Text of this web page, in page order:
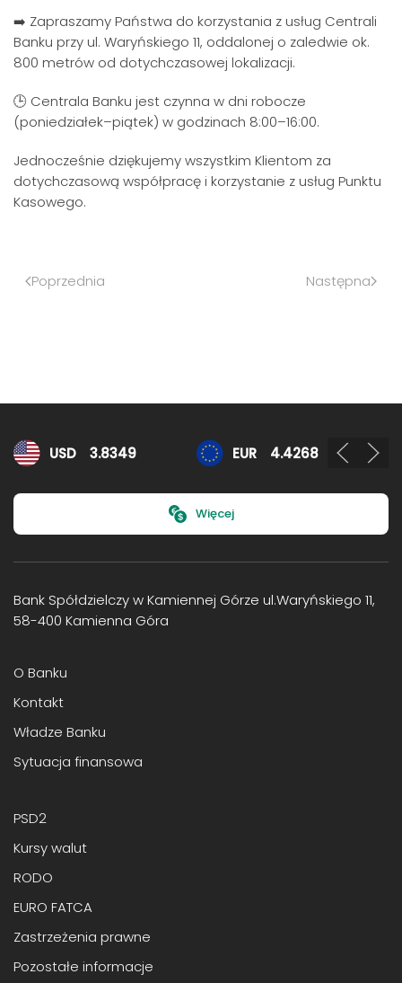
➡️ Zapraszamy Państwa do korzystania z usług Centrali
Banku przy ul. Waryńskiego 11, oddalonej o zaledwie ok.
800 metrów od dotychczasowej lokalizacji.
🕒 Centrala Banku jest czynna w dni robocze
(poniedziałek–piątek) w godzinach 8:00–16:00.
Jednocześnie dziękujemy wszystkim Klientom za
dotychczasową współpracę i korzystanie z usług Punktu
Kasowego.
Poprzednia Następna
Kursy walut
USD 3.8349 EUR 4.4268
Więcej
Bank Spółdzielczy w Kamiennej Górze ul.Waryńskiego 11,
58-400 Kamienna Góra
O Banku
Kontakt
Władze Banku
Sytuacja finansowa
PSD2
Kursy walut
RODO
EURO FATCA
Zastrzeżenia prawne
Pozostałe informacje